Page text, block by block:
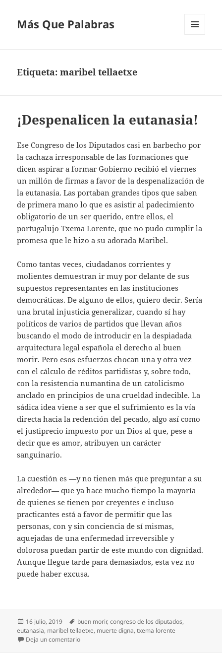
Más Que Palabras
Etiqueta:maribel tellaetxe
¡Despenalicen la eutanasia!
Ese Congreso de los Diputados casi en barbecho por
la cachaza irresponsable de las formaciones que
dicen aspirar a formar Gobierno recibió el viernes
un millón de firmas a favor de la despenalización de
la eutanasia. Las portaban grandes tipos que saben
de primera mano lo que es asistir al padecimiento
obligatorio de un ser querido, entre ellos, el
portugalujo Txema Lorente, que no pudo cumplir la
promesa que le hizo a su adorada Maribel.
Como tantas veces, ciudadanos corrientes y
molientes demuestran ir muy por delante de sus
supuestos representantes en las instituciones
democráticas. De alguno de ellos, quiero decir. Sería
una brutal injusticia generalizar, cuando sí hay
políticos de varios de partidos que llevan años
buscando el modo de introducir en la despiadada
arquitectura legal española el derecho al buen
morir. Pero esos esfuerzos chocan una y otra vez
con el cálculo de réditos partidistas y, sobre todo,
con la resistencia numantina de un catolicismo
anclado en principios de una crueldad indecible. La
sádica idea viene a ser que el sufrimiento es la vía
directa hacia la redención del pecado, algo así como
el justiprecio impuesto por un Dios al que, pese a
decir que es amor, atribuyen un carácter
sanguinario.
La cuestión es —y no tienen más que preguntar a su
alrededor— que ya hace mucho tiempo la mayoría
de quienes se tienen por creyentes e incluso
practicantes está a favor de permitir que las
personas, con y sin conciencia de sí mismas,
aquejadas de una enfermedad irreversible y
dolorosa puedan partir de este mundo con dignidad.
Aunque llegue tarde para demasiados, esta vez no
puede haber excusa.
Publicado
el
16 julio, 2019 Etiquetas
buen morir,congreso de los diputados,
eutanasia, maribel tellaetxe, muerte digna,txema lorente
Deja un comentarioen ¡Despenalicen la eutanasia!